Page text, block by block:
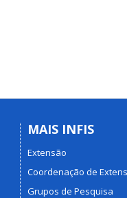
MAIS INFIS
Extensão
Coordenação de
Grupos de Pesquisa